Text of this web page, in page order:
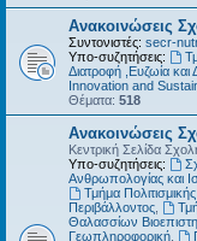
Ανακοινώσεις
Συντονιστές: secr-
Υπο-συζητήσεις:
Διατροφή ,Ευζωία και
Innovation and
Θέματα: 518
Ανακοινώσεις
Κεντρική Σελίδα
Υπο-συζητήσεις:
Ανθρωπολογίας και
Τμήμα
Περιβάλλοντος
Θαλασσίων
Γεωπληροφορική